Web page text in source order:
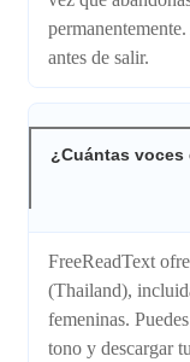
antes de salir.
¿Cuántas voces
FreeReadText
(Thailand),
femeninas.
tono y descargar